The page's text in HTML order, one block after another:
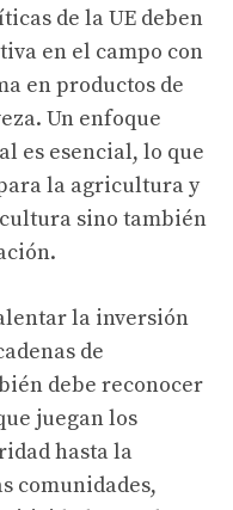
de la UE deben
en el campo con
en productos de
Un enfoque
es esencial, lo que
la agricultura y
sino también
la inversión
de
debe reconocer
juegan los
hasta la
comunidades,